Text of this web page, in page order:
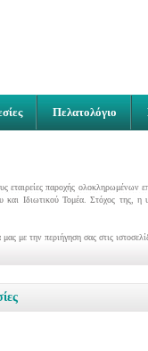
Πελατολόγιο
παροχής ολοκληρωμένων
και Ιδιωτικού Τομέα. Στόχος
με την περιήγηση σας στις